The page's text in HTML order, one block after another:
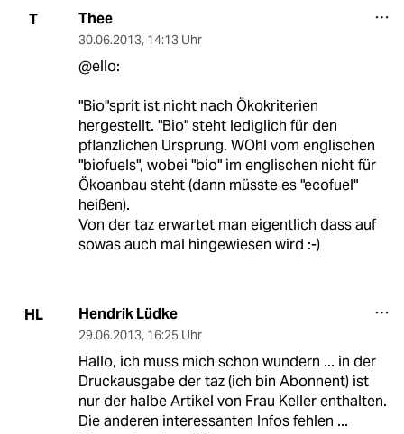
T Thee
30.06.2013, 14:13 Uhr
@ello:
"Bio"sprit ist nicht nach Ökokriterien
hergestellt. "Bio" steht lediglich für den
pflanzlichen Ursprung. WOhl vom englischen
"biofuels", wobei "bio" im englischen nicht für
Ökoanbau steht (dann müsste es "ecofuel"
heißen).
Von der taz erwartet man eigentlich dass auf
sowas auch mal hingewiesen wird :-)
HL Hendrik Lüdke
29.06.2013, 16:25 Uhr
Hallo, ich muss mich schon wundern ... in der
Druckausgabe der taz (ich bin Abonnent) ist
nur der halbe Artikel von Frau Keller enthalten.
Die anderen interessanten Infos fehlen ...